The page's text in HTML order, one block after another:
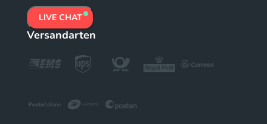
LIVE CHAT
Versandarten